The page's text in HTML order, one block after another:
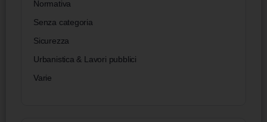
Normativa
Senza categoria
Sicurezza
Urbanistica & Lavori pubblici
Varie